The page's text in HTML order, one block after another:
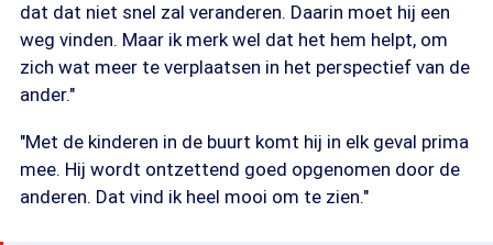
dat dat niet snel zal veranderen. Daarin moet hij een
weg vinden. Maar ik merk wel dat het hem helpt, om
zich wat meer te verplaatsen in het perspectief van de
ander."
"Met de kinderen in de buurt komt hij in elk geval prima
mee. Hij wordt ontzettend goed opgenomen door de
anderen. Dat vind ik heel mooi om te zien."